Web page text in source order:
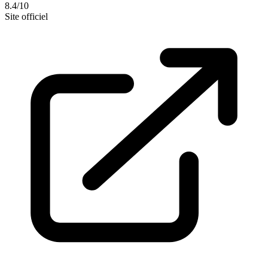
8.4/10
Site officiel